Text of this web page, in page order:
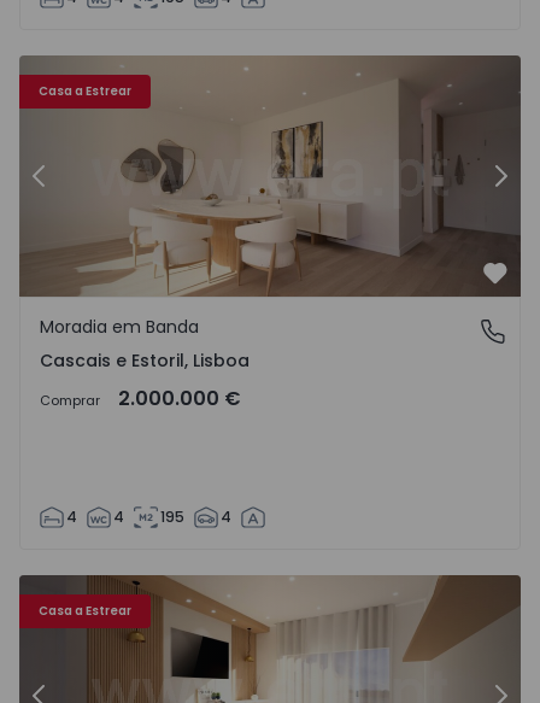
Casa a Estrear
- 1516567 - 20
Moradia em Banda T4 com Piscina Cascais, Cascais e
Anterior
Cascais e Estoril, Lisboa
Moradia em Banda
Cascais e Estoril, Lisboa
Comprar 2.000.000 €
4 4 195 4
Casa a Estrear
- 1516569 - 30
Moradia em Banda T4 com Nova Cascais, Cascais e